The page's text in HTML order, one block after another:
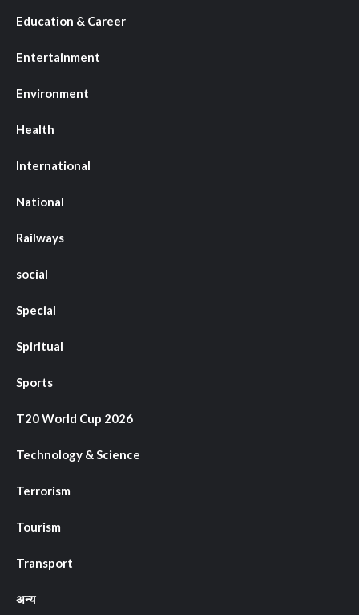
Education & Career
Entertainment
Environment
Health
International
National
Railways
social
Special
Spiritual
Sports
T20 World Cup 2026
Technology & Science
Terrorism
Tourism
Transport
अन्य